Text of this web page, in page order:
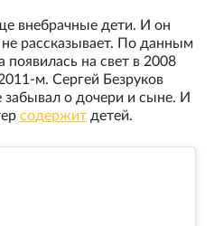
внебрачные дети. И он
не рассказывает. По данным
на свет в 2008
м. Сергей Безруков
забывал о дочери и сыне. И
содержит детей.